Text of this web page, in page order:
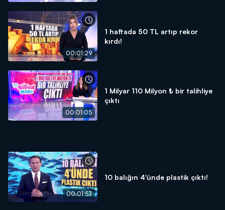
00:01:29
1 haftada 50 TL artıp rekor
kırdı!
00:01:05
1 Milyar 110 Milyon ₺ bir talihliye
çıktı
00:01:53
10 balığın 4'ünde plastik çıktı!